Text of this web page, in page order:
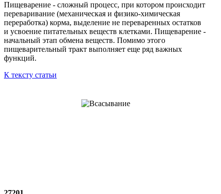
Пищеварение - сложный процесс, при котором происходит
переваривание (механическая и физико-химическая
переработка) корма, выделение не переваренных остатков
и усвоение питательных веществ клетками. Пищеварение -
начальный этап обмена веществ. Помимо этого
пищеварительный тракт выполняет еще ряд важных
функций.
К тексту статьи